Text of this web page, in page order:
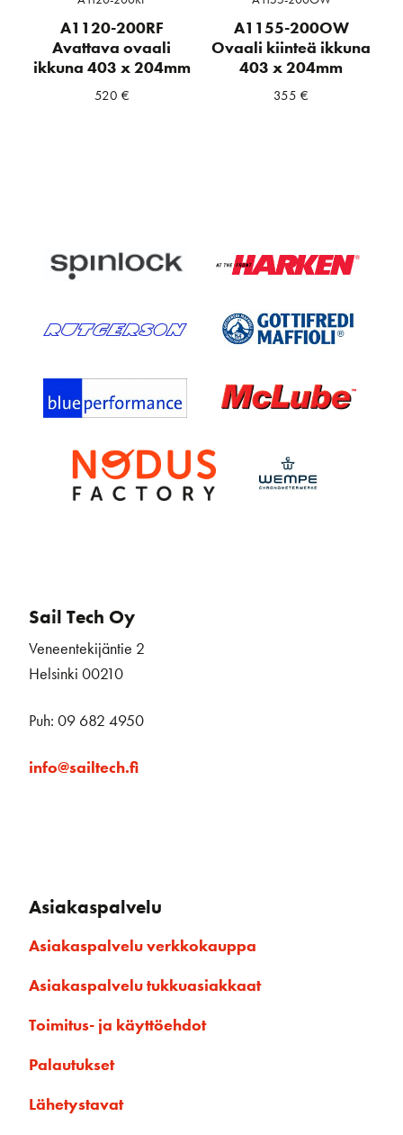
A1120-200RF
Avattava ovaali
ikkuna 403 x 204mm
520 €
A1155-200OW
Ovaali kiinteä ikkuna
403 x 204mm
355€
Sail Tech Oy
Veneentekijäntie 2
Helsinki 00210
Puh: 09 682 4950
info@sailtech.fi
Asiakaspalvelu
Asiakaspalvelu verkkokauppa
Asiakaspalvelu tukkuasiakkaat
Toimitus- ja käyttöehdot
Palautukset
Lähetystavat